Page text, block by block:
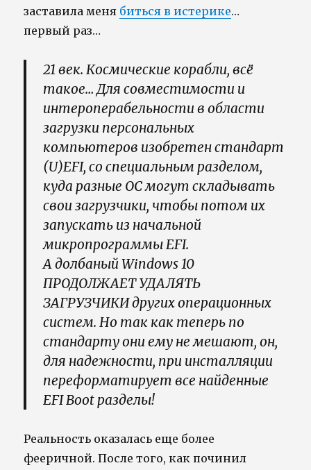
заставила меня биться в истерике…
первый раз…
21 век. Космические корабли, всё
такое… Для совместимости и
интероперабельности в области
загрузки персональных
компьютеров изобретен стандарт
(U)EFI, со специальным разделом,
куда разные ОС могут складывать
свои загрузчики, чтобы потом их
запускать из начальной
микропрограммы EFI.
А долбаный Windows 10
ПРОДОЛЖАЕТ УДАЛЯТЬ
ЗАГРУЗЧИКИ других операционных
систем. Но так как теперь по
стандарту они ему не мешают, он,
для надежности, при инсталляции
переформатирует все найденные
EFI Boot разделы!
Реальность оказалась еще более
фееричной. После того, как починил